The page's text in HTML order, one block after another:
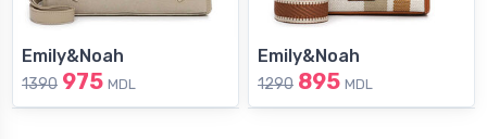
Emily&Noah
1390 975 MDL
Emily&Noah
1290 895 MDL